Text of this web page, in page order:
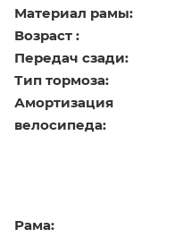
Материал рамы:
Возраст :
Передач сзади:
Тип тормоза:
Амортизация
велосипеда:
Рама: